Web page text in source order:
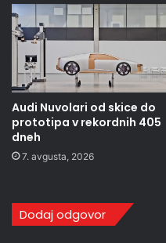
Audi Nuvolari od skice do
prototipa v rekordnih 405
dneh
7. avgusta, 2026
Dodaj odgovor